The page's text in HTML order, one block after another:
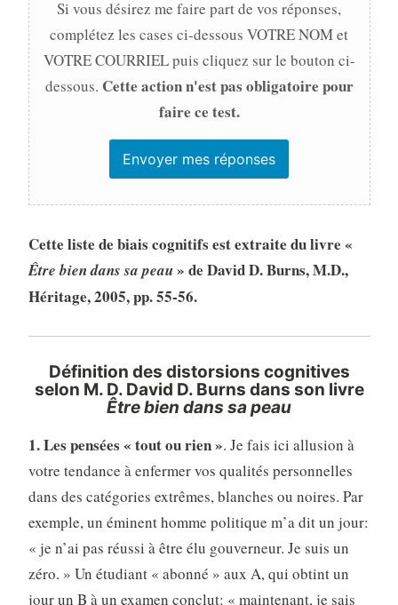
Si vous désirez me faire part de vos réponses,
complétez les cases ci-dessous VOTRE NOM et
VOTRE COURRIEL puis cliquez sur le bouton ci-
dessous. Cette action n'est pas obligatoire pour
faire ce test.
Cette liste de biais cognitifs est extraite du livre «
Être bien dans sa peau» de David D. Burns, M.D.,
Héritage, 2005, pp. 55-56.
Définition des distorsions cognitives
selon M. D. David D. Burns dans son livre
Être bien dans sa peau
1. Les pensées « tout ou rien ». Je fais ici allusion à
votre tendance à enfermer vos qualités personnelles
dans des catégories extrêmes, blanches ou noires. Par
exemple, un éminent homme politique m’a dit un jour:
« je n’ai pas réussi à être élu gouverneur. Je suis un
zéro. » Un étudiant « abonné » aux A, qui obtint un
jour un B à un examen conclut: « maintenant, je sais